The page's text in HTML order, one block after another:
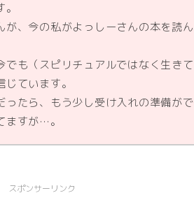
が、今の私がよっしーさんの本を読ん
でも（スピリチュアルではなく生きて
ています。
ったら、もう少し受け入れの準備がで
ますが…。
スポンサーリンク